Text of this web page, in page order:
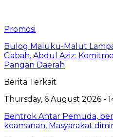
Promosi
Bulog Maluku-Malut
Gabah, Abdul Aziz:
Pangan Daerah
Berita Terkait
Thursday, 6 August 2026 -
Bentrok Antar Pemuda,
keamanan, Masyarakat